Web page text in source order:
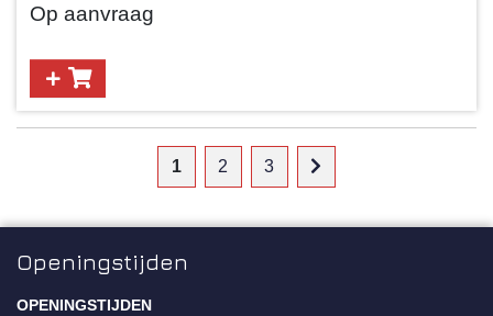
Op aanvraag
1 2 3
Openingstijden
OPENINGSTIJDEN